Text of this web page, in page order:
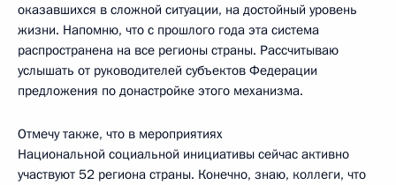
оказавшихся в сложной ситуации, на достойный уровень
жизни. Напомню, что с прошлого года эта система
распространена на все регионы страны. Рассчитываю
услышать от руководителей субъектов Федерации
предложения по донастройке этого механизма.
Отмечу также, что в мероприятиях
Национальной социальной инициативы сейчас активно
участвуют 52 региона страны. Конечно, знаю, коллеги, что